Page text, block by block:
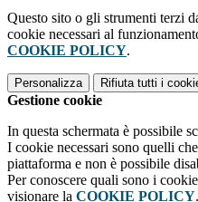
Questo sito o gli strumenti terzi
cookie necessari al
COOKIE POLICY.
Personalizza Rifiuta tutti i
Gestione cookie
In questa schermata è possibile
I cookie necessari sono quelli
piattaforma e non è possibile
Per conoscere quali sono i
visionare la COOKIE POLICY.